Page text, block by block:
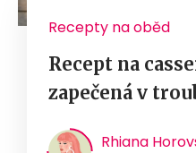
Recepty na oběd
Recept na
zapečená v
Rhiana